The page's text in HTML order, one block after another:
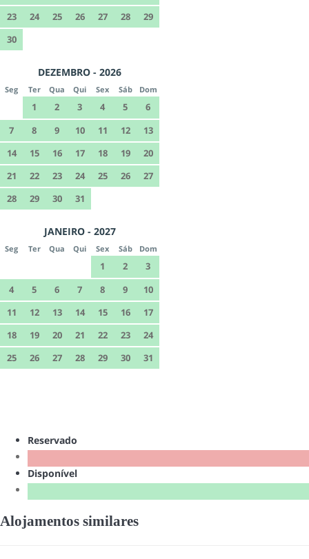
23
24 25 26 27 28
29
30
DEZEMBRO - 2026
Seg Ter Qua Qui Sex Sáb Dom
1 2 3 4 5
6
7
8 9 10 11 12
13
14
15 16 17 18 19
20
21
22 23 24 25 26
27
28
29 30 31
JANEIRO - 2027
Seg Ter Qua Qui Sex Sáb Dom
1 2
3
4
5 6 7 8 9
10
11
12 13 14 15 16
17
18
19 20 21 22 23
24
25
26 27 28 29 30 31
Reservado
Disponível
Alojamentos similares